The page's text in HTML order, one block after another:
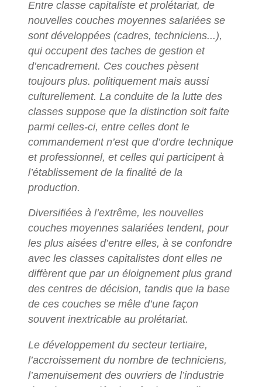
Entre classe capitaliste et prolétariat, de
nouvelles couches moyennes salariées se
sont développées (cadres, techniciens...),
qui occupent des taches de gestion et
d’encadrement. Ces couches pèsent
toujours plus. politiquement mais aussi
culturellement. La conduite de la lutte des
classes suppose que la distinction soit faite
parmi celles-ci, entre celles dont le
commandement n’est que d’ordre technique
et professionnel, et celles qui participent à
l’établissement de la finalité de la
production.
Diversifiées à l’extrême, les nouvelles
couches moyennes salariées tendent, pour
les plus aisées d’entre elles, à se confondre
avec les classes capitalistes dont elles ne
diffèrent que par un éloignement plus grand
des centres de décision, tandis que la base
de ces couches se mêle d’une façon
souvent inextricable au prolétariat.
Le développement du secteur tertiaire,
l’accroissement du nombre de techniciens,
l’amenuisement des ouvriers de l’industrie